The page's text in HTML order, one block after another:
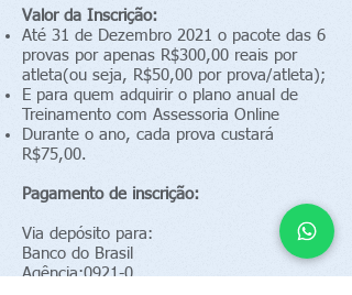
Valor da Inscrição:
Até 31 de Dezembro 2021 o pacote das 6
provas por apenas R$300,00 reais por
atleta(ou seja, R$50,00 por prova/atleta);
E para quem adquirir o plano anual de
Treinamento com Assessoria Online
Durante o ano, cada prova custará
R$75,00.
Pagamento de inscrição:
Via depósito para:
Banco do Brasil
Agência:0921-0